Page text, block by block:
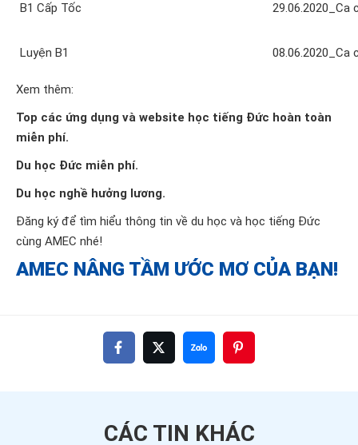
B1 Cấp Tốc 29.06.2020_Ca
Luyện B1 08.06.2020_Ca
Xem thêm:
Top các ứng dụng và website học tiếng Đức hoàn toàn
miễn phí.
Du học Đức miễn phí.
Du học nghề hưởng lương.
Đăng ký để tìm hiểu thông tin về du học và học tiếng Đức
cùng AMEC nhé!
AMEC NÂNG TẦM ƯỚC MƠ CỦA BẠN!
CÁC TIN KHÁC